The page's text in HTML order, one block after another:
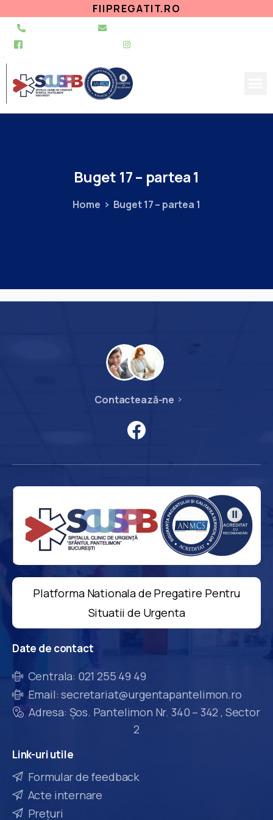
FIIPREGATIT.RO
Buget 17– partea1
Home Buget 17 – partea 1
Contactează-ne
Platforma Nationala de Pregatire Pentru
Situatii de Urgenta
Date de contact
Centrala: 021 255 49 49
Email: secretariat@urgentapantelimon.ro
Adresa: Șos. Pantelimon Nr. 340 – 342 , Sector
2
Link-uriutile
Formular de feedback
Acte internare
Prețuri